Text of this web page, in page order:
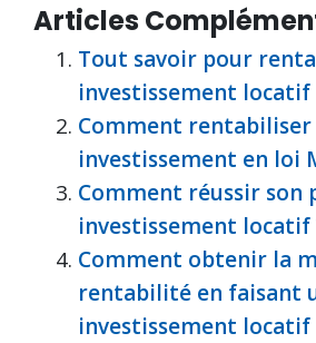
Articles
Tout savoir pour
investissement locatif
Comment
investissement en loi
Comment réussir son
investissement locatif
Comment obtenir la
rentabilité en faisant
investissement locatif